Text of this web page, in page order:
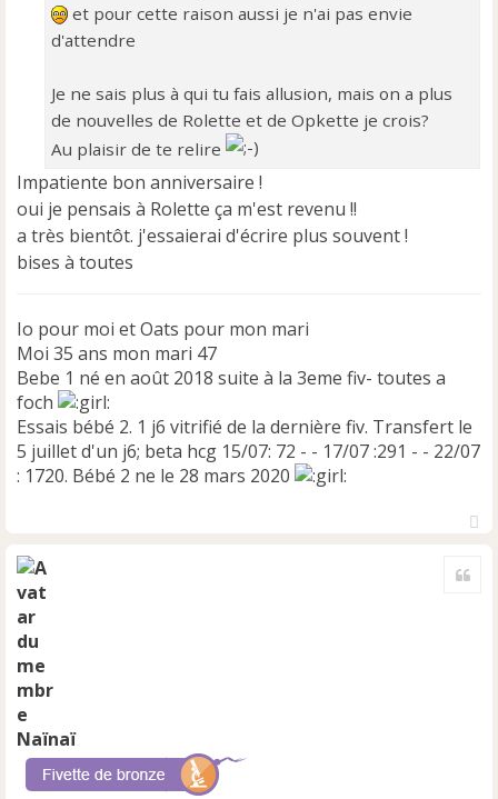
et pour cette raison aussi je n'ai pas envie
d'attendre
Je ne sais plus à qui tu fais allusion, mais on a plus
de nouvelles de Rolette et de Opkette je crois?
Au plaisir de te relire
Impatiente bon anniversaire !
oui je pensais à Rolette ça m'est revenu !!
a très bientôt. j'essaierai d'écrire plus souvent !
bises à toutes
Io pour moi et Oats pour mon mari
Moi 35 ans mon mari 47
Bebe 1 né en août 2018 suite à la 3eme fiv- toutes a
foch
Essais bébé 2. 1 j6 vitrifié de la dernière fiv. Transfert le
5 juillet d'un j6; beta hcg 15/07: 72 - - 17/07 :291 - - 22/07
: 1720. Bébé 2 ne le 28 mars 2020
Naïnaï